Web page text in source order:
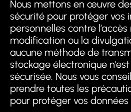
Nous mettons en œuvre
sécurité pour protéger vos
personnelles contre
modification ou la
aucune méthode de
stockage électronique
sécurisée. Nous vous
prendre toutes les
pour protéger vos